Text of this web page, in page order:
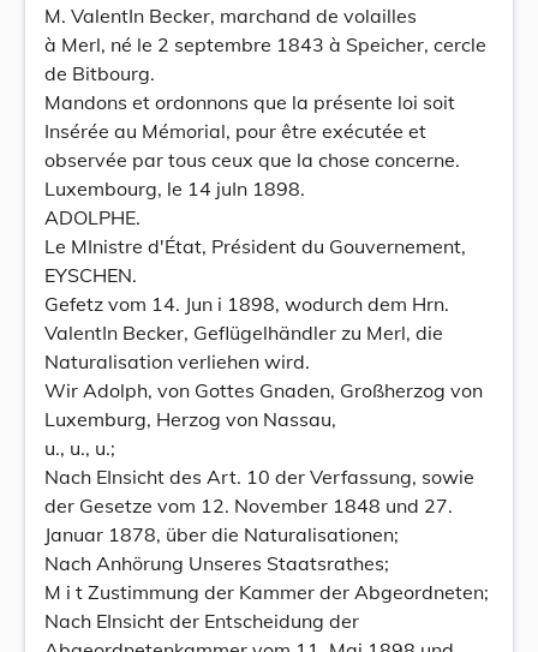
M. ValentIn Becker, marchand de volailles
à Merl, né le 2 septembre 1843 à Speicher, cercle
de Bitbourg.
Mandons et ordonnons que la présente loi soit
Insérée au Mémorial, pour être exécutée et
observée par tous ceux que la chose concerne.
Luxembourg, le 14 juIn 1898.
ADOLPHE.
Le MInistre d'État, Président du Gouvernement,
EYSCHEN.
Gefetz vom 14. Jun i 1898, wodurch dem Hrn.
ValentIn Becker, Geflügelhändler zu Merl, die
Naturalisation verliehen wird.
Wir Adolph, von Gottes Gnaden, Großherzog von
Luxemburg, Herzog von Nassau,
u., u., u.;
Nach EInsicht des Art. 10 der Verfassung, sowie
der Gesetze vom 12. November 1848 und 27.
Januar 1878, über die Naturalisationen;
Nach Anhörung Unseres Staatsrathes;
M i t Zustimmung der Kammer der Abgeordneten;
Nach EInsicht der Entscheidung der